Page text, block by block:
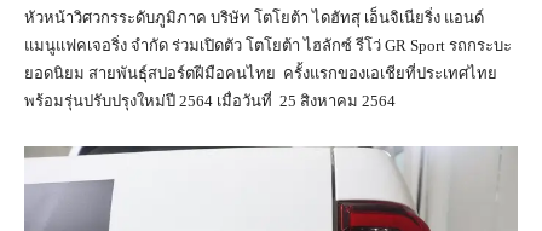
หัวหน้าวิศวกรระดับภูมิภาค บริษัท โตโยต้า ไดฮัทสุ เอ็นจิเนียริ่ง แอนด์
แมนูแฟคเจอริ่ง จำกัด ร่วมเปิดตัว โตโยต้า ไฮลักซ์ รีโว่ GR Sport รถกระบะ
ยอดนิยม สายพันธุ์สปอร์ตฝีมือคนไทย ครั้งแรกของเอเชียที่ประเทศไทย
พร้อมรุ่นปรับปรุงใหม่ปี 2564 เมื่อวันที่ 25 สิงหาคม 2564